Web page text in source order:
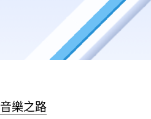
音樂之路